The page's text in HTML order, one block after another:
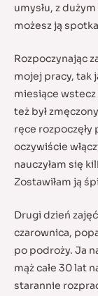
umysłu, z
możesz ją
Rozpoczynając
mojej pracy, tak
miesiące wstecz
też był
ręce
oczywiście
nauczyłam się
Zostawiłam ją
Drugi dzień
czarownica,
po podroży. Ja
mąż całe 30 lat
starannie